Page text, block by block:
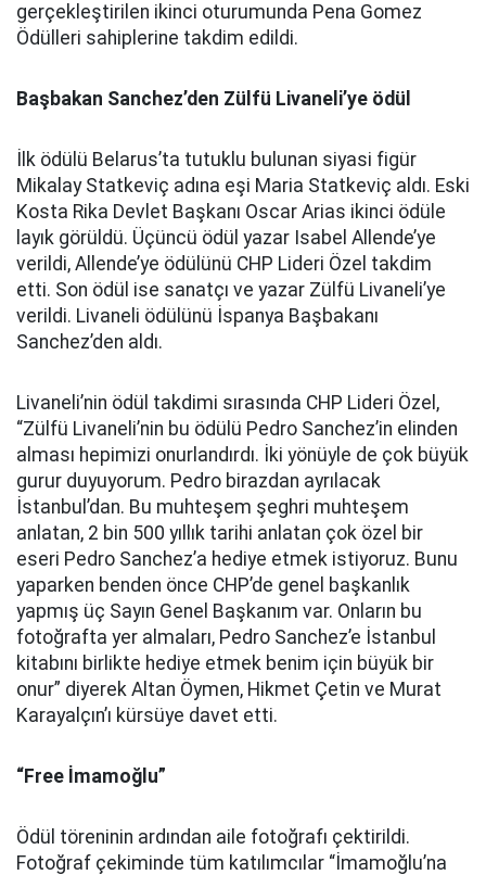
gerçekleştirilen ikinci oturumunda Pena Gomez
Ödülleri sahiplerine takdim edildi.
Başbakan Sanchez’den Zülfü Livaneli’ye ödül
İlk ödülü Belarus’ta tutuklu bulunan siyasi figür
Mikalay Statkeviç adına eşi Maria Statkeviç aldı. Eski
Kosta Rika Devlet Başkanı Oscar Arias ikinci ödüle
layık görüldü. Üçüncü ödül yazar Isabel Allende’ye
verildi, Allende’ye ödülünü CHP Lideri Özel takdim
etti. Son ödül ise sanatçı ve yazar Zülfü Livaneli’ye
verildi. Livaneli ödülünü İspanya Başbakanı
Sanchez’den aldı.
Livaneli’nin ödül takdimi sırasında CHP Lideri Özel,
“Zülfü Livaneli’nin bu ödülü Pedro Sanchez’in elinden
alması hepimizi onurlandırdı. İki yönüyle de çok büyük
gurur duyuyorum. Pedro birazdan ayrılacak
İstanbul’dan. Bu muhteşem şeghri muhteşem
anlatan, 2 bin 500 yıllık tarihi anlatan çok özel bir
eseri Pedro Sanchez’a hediye etmek istiyoruz. Bunu
yaparken benden önce CHP’de genel başkanlık
yapmış üç Sayın Genel Başkanım var. Onların bu
fotoğrafta yer almaları, Pedro Sanchez’e İstanbul
kitabını birlikte hediye etmek benim için büyük bir
onur” diyerek Altan Öymen, Hikmet Çetin ve Murat
Karayalçın’ı kürsüye davet etti.
“Free İmamoğlu”
Ödül töreninin ardından aile fotoğrafı çektirildi.
Fotoğraf çekiminde tüm katılımcılar “İmamoğlu’na